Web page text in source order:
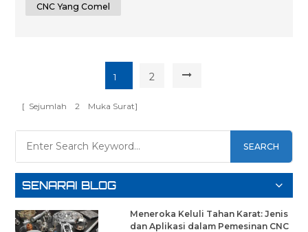
CNC Yang Comel
1 2
[ Sejumlah 2 Muka Surat]
SEARCH
SENARAI BLOG
Meneroka Keluli Tahan Karat: Jenis
dan Aplikasi dalam Pemesinan CNC